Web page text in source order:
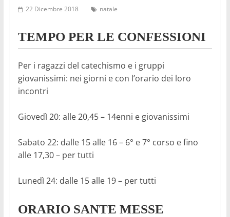
22 Dicembre 2018 natale
TEMPO PER LE CONFESSIONI
Per i ragazzi del catechismo e i gruppi
giovanissimi: nei giorni e con l’orario dei loro
incontri
Giovedì 20: alle 20,45 – 14enni e giovanissimi
Sabato 22: dalle 15 alle 16 – 6° e 7° corso e fino
alle 17,30 – per tutti
Lunedì 24: dalle 15 alle 19 – per tutti
ORARIO SANTE MESSE